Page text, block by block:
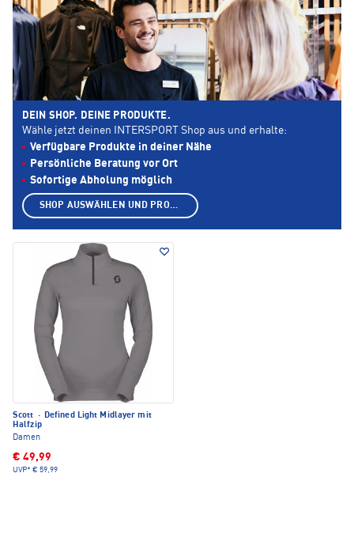
Scott · Defined Light Midlayer mit
Halfzip
Damen
€ 49,99
UVP* € 59,99
DEIN SHOP. DEINE PRODUKTE.
Wähle jetzt deinen INTERSPORT Shop aus und erhalte:
Verfügbare Produkte in deiner Nähe
Persönliche Beratung vor Ort
Sofortige Abholung möglich
SHOP AUSWÄHLEN UND PRODUKTE ANZEIGEN